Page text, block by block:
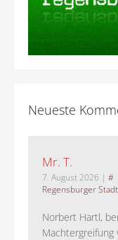
Neueste
Mr. T.
7. August 2026 | #
Regensburger
Norbert Hartl,
Machtergreifung